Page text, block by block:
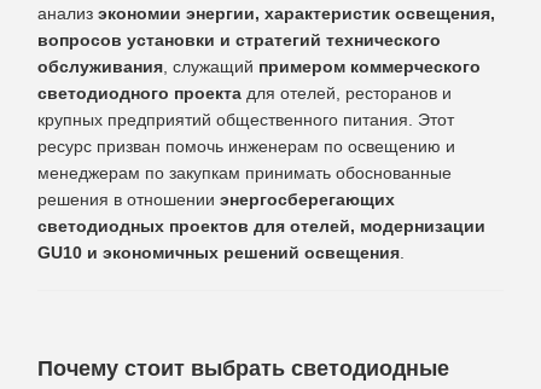
анализ экономии энергии, характеристик освещения,
вопросов установки и стратегий технического
обслуживания , служащий примером коммерческого
светодиодного проекта для отелей, ресторанов и
крупных предприятий общественного питания. Этот
ресурс призван помочь инженерам по освещению и
менеджерам по закупкам принимать обоснованные
решения в отношении энергосберегающих
светодиодных проектов для отелей, модернизации
GU10 и экономичных решений освещения
Почему стоит выбрать светодиодные